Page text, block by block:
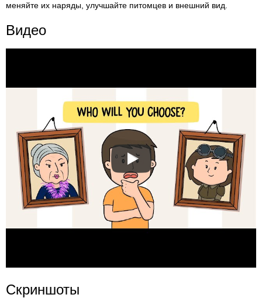
меняйте их наряды, улучшайте питомцев и внешний вид.
Видео
Скриншоты